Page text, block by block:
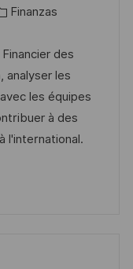
Finanzas
des
analyser les
les équipes
à des
l'international.